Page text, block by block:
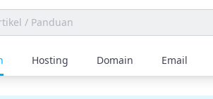
Hosting Domain Email